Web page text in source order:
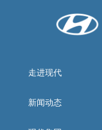
走进现代
新闻动态